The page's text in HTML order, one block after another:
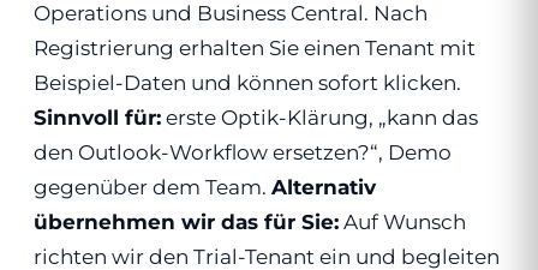
Operations und Business Central. Nach
Registrierung erhalten Sie einen Tenant mit
Beispiel-Daten und können sofort klicken.
Sinnvoll für: erste Optik-Klärung, „kann das
den Outlook-Workflow ersetzen?“, Demo
gegenüber dem Team. Alternativ
übernehmen wir das für Sie: Auf Wunsch
richten wir den Trial-Tenant ein und begleiten